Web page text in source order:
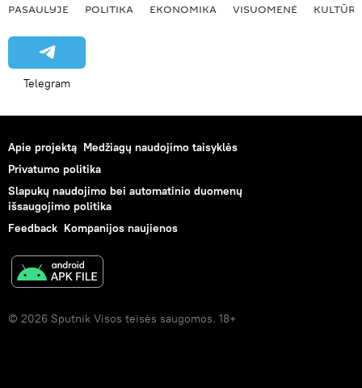
PASAULYJE POLITIKA EKONOMIKA VISUOMENĖ KULTŪRA
Telegram
Apie projektą Medžiagų naudojimo taisyklės
Privatumo politika
Slapukų naudojimo bei automatinio duomenų
išsaugojimo politika
Feedback Kompanijos naujienos
© 2026 Sputnik Visos teisės saugomos. 18+